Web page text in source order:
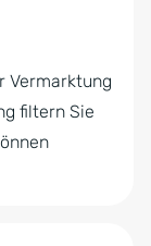
Vermarktung
filtern Sie